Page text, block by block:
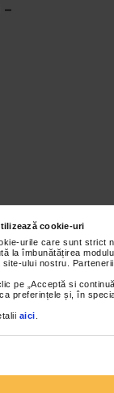
cookie-uri
urile care sunt strict
la îmbunătățirea
site-ului nostru.
pe „Acceptă si
preferințele și, în
aici
–